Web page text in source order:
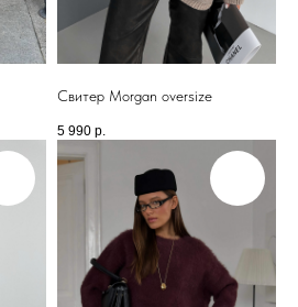
Свитер Morgan oversize
5 990 р.